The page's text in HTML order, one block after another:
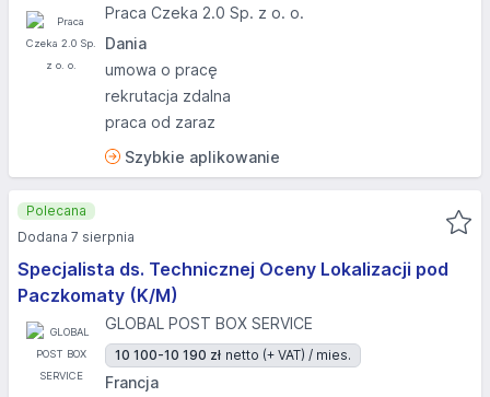
Praca Czeka 2.0 Sp. z o. o.
Dania
umowa o pracę
rekrutacja zdalna
praca od zaraz
Szybkie aplikowanie
Specjalista ds. Technicznej Oceny Lokalizacji pod
Paczkomaty (K/M)
GLOBAL POST BOX SERVICE
10 100-10 190 zł netto (+ VAT) / mies.
Francja
Polecana
Dodana 7 sierpnia